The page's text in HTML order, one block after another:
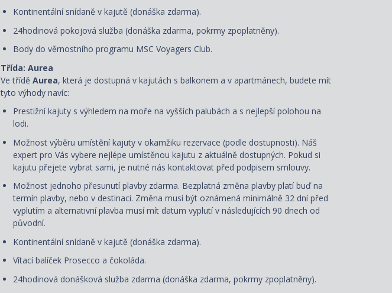
Kontinentální snídaně v kajutě (donáška zdarma).
24hodinová pokojová služba (donáška zdarma, pokrmy zpoplatněny).
Body do věrnostního programu MSC Voyagers Club.
Třída: Aurea
Ve třídě Aurea, která je dostupná v kajutách s balkonem a v apartmánech, budete mít
tyto výhody navíc:
Prestižní kajuty s výhledem na moře na vyšších palubách a s nejlepší polohou na
lodi.
Možnost výběru umístění kajuty v okamžiku rezervace (podle dostupnosti). Náš
expert pro Vás vybere nejlépe umístěnou kajutu z aktuálně dostupných. Pokud si
kajutu přejete vybrat sami, je nutné nás kontaktovat před podpisem smlouvy.
Možnost jednoho přesunutí plavby zdarma. Bezplatná změna plavby platí buď na
termín plavby, nebo v destinaci. Změna musí být oznámená minimálně 32 dní před
vyplutím a alternativní plavba musí mít datum vyplutí v následujících 90 dnech od
původní.
Kontinentální snídaně v kajutě (donáška zdarma).
Vítací balíček Prosecco a čokoláda.
24hodinová donášková služba zdarma (donáška zdarma, pokrmy zpoplatněny).